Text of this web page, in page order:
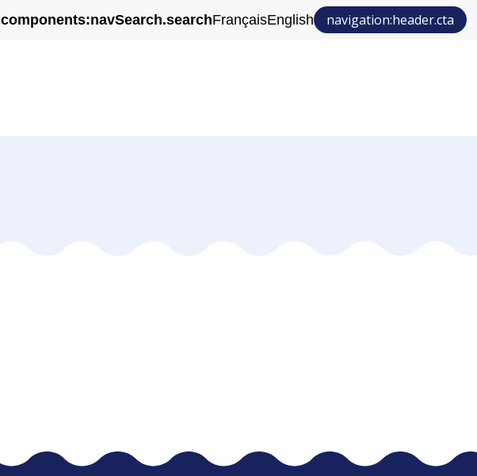
components:navSearch.searchFrançaisEnglish navigation:header.cta